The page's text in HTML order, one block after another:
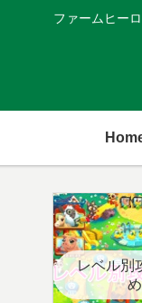
ファームヒー
レベル別
め